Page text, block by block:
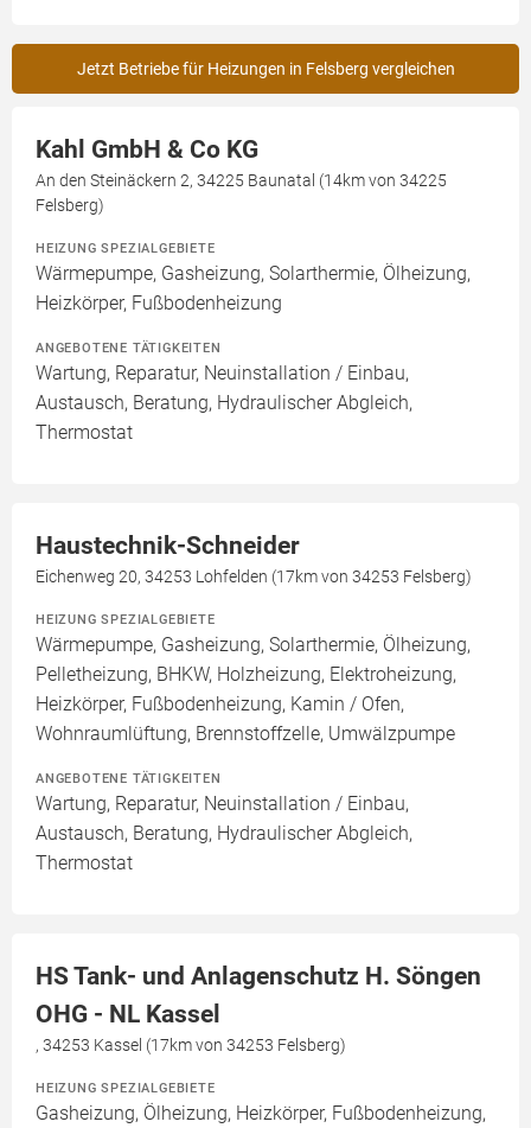
Jetzt Betriebe für Heizungen in Felsberg vergleichen
Kahl GmbH & Co KG
An den Steinäckern 2, 34225 Baunatal (14km von 34225
Felsberg)
HEIZUNG SPEZIALGEBIETE
Wärmepumpe, Gasheizung, Solarthermie, Ölheizung,
Heizkörper, Fußbodenheizung
ANGEBOTENE TÄTIGKEITEN
Wartung, Reparatur, Neuinstallation / Einbau,
Austausch, Beratung, Hydraulischer Abgleich,
Thermostat
Haustechnik-Schneider
Eichenweg 20, 34253 Lohfelden (17km von 34253 Felsberg)
HEIZUNG SPEZIALGEBIETE
Wärmepumpe, Gasheizung, Solarthermie, Ölheizung,
Pelletheizung, BHKW, Holzheizung, Elektroheizung,
Heizkörper, Fußbodenheizung, Kamin / Ofen,
Wohnraumlüftung, Brennstoffzelle, Umwälzpumpe
ANGEBOTENE TÄTIGKEITEN
Wartung, Reparatur, Neuinstallation / Einbau,
Austausch, Beratung, Hydraulischer Abgleich,
Thermostat
HS Tank- und Anlagenschutz H. Söngen
OHG - NL Kassel
, 34253 Kassel (17km von 34253 Felsberg)
HEIZUNG SPEZIALGEBIETE
Gasheizung, Ölheizung, Heizkörper, Fußbodenheizung,